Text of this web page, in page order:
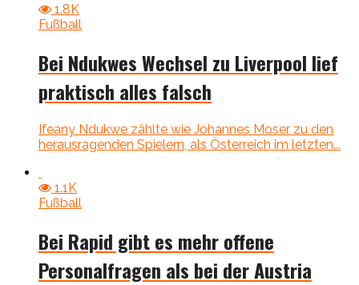
1.8K
Fußball
Bei Ndukwes Wechsel zu Liverpool lief
praktisch alles falsch
Ifeany Ndukwe zählte wie Johannes Moser zu den
herausragenden Spielern, als Österreich im letzten...
1.1K
Fußball
Bei Rapid gibt es mehr offene
Personalfragen als bei der Austria